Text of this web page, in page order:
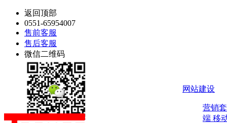
返回顶部
0551-65954007
售前客服
售后客服
微信二维码
网站建设
营销
端 移